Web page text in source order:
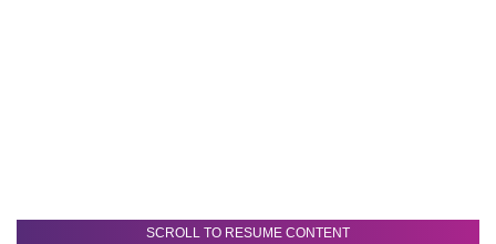
SCROLL TO RESUME CONTENT